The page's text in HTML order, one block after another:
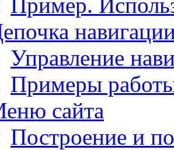
Управление
Примеры
сайта
Построение и